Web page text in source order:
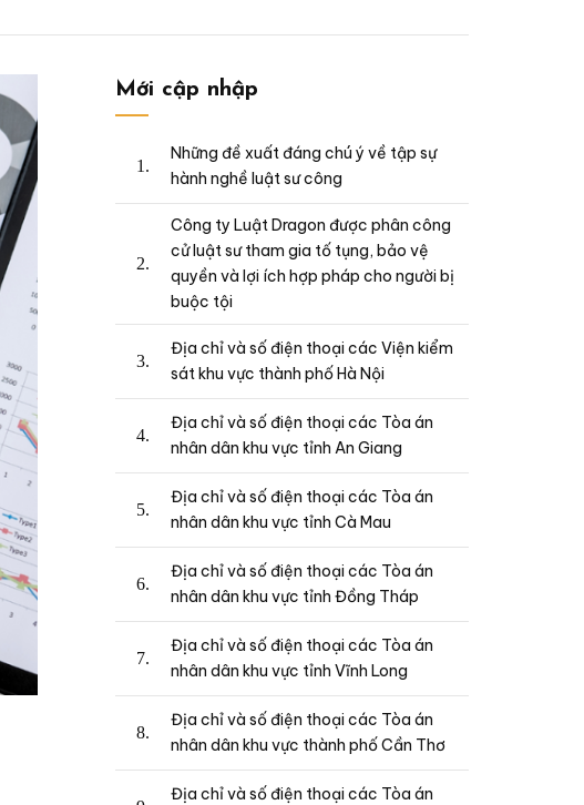
Mới cập nhập
Những đề xuất đáng chú ý về tập sự
hành nghề luật sư công
Công ty Luật Dragon được phân công
cử luật sư tham gia tố tụng, bảo vệ
quyền và lợi ích hợp pháp cho người bị
buộc tội
Địa chỉ và số điện thoại các Viện kiểm
sát khu vực thành phố Hà Nội
Địa chỉ và số điện thoại các Tòa án
nhân dân khu vực tỉnh An Giang
Địa chỉ và số điện thoại các Tòa án
nhân dân khu vực tỉnh Cà Mau
Địa chỉ và số điện thoại các Tòa án
nhân dân khu vực tỉnh Đồng Tháp
Địa chỉ và số điện thoại các Tòa án
nhân dân khu vực tỉnh Vĩnh Long
Địa chỉ và số điện thoại các Tòa án
nhân dân khu vực thành phố Cần Thơ
Địa chỉ và số điện thoại các Tòa án